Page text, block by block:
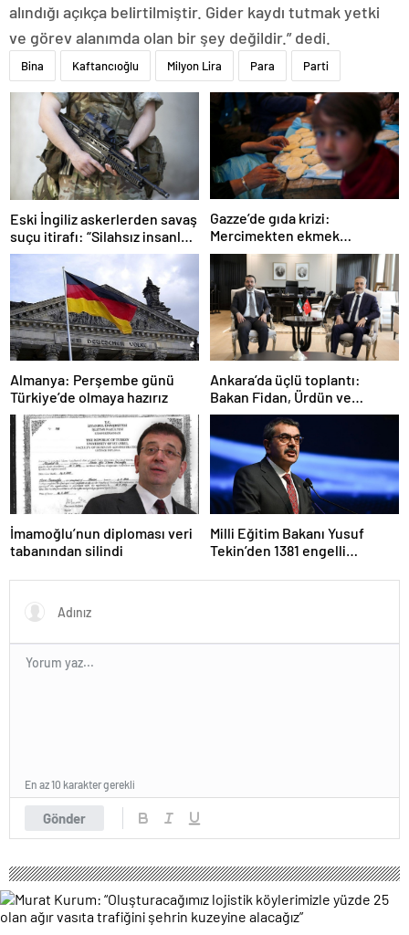
alındığı açıkça belirtilmiştir. Gider kaydı tutmak yetki
ve görev alanımda olan bir şey değildir.” dedi.
Bina Kaftancıoğlu Milyon Lira Para Parti
Eski İngiliz askerlerden savaş
suçu itirafı: “Silahsız insanları
uykuda öldürdüler”
Gazze’de gıda krizi:
Mercimekten ekmek
yapıyorlar
Almanya: Perşembe günü
Türkiye’de olmaya hazırız
Ankara’da üçlü toplantı:
Bakan Fidan, Ürdün ve
Suriyeli mevkidaşlarıyla
görüştü
İmamoğlu’nun diploması veri
tabanından silindi
Milli Eğitim Bakanı Yusuf
Tekin’den 1381 engelli
paylaşım
Gönder
En az 10 karakter gerekli